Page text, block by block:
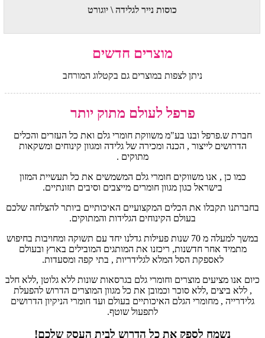
כוסות נייר לגלידה \ יוגורט
מוצרים חדשים
ניתן לצפות במוצרים גם בקטלוג המורחב
פרפל לעולם מתוק יותר
חברת ש.פרפל ובנו בע"מ משווקת חומרי גלם ואת כל העזרים והכלים
הדרושים לייצור , הכנה ומכירה של גלידה ומגוון קינוחים ומשקאות
מתוקים .
כמו כן , אנו משווקים חומרי גלם המשמשים את כל תעשיית המזון
בישראל כגון מגוון חומרים מייצבים וסיבים תזונתיים.
בחברתנו תקבלו את הכלים המקצועיים האיכותיים ביותר להצלחה שלכם
בעולם הקינוחים הגלידות והמתוקים.
במשך למעלה מ 70 שנות פעילות גדלנו יחד עם תשוקה ומחויבות בחיפוש
מתמיד אחר חדשנות, ריכזנו את המותגים המובילים בארץ ובעולם
לאספקת הסל המלא לגלידריות , בתי קפה ומסעדות.
כיום אנו מציעים מוצרים וחומרי גלם בגרסאות שונות ללא גלוטן ,ללא חלב
, ללא ביצים ,ללא סוכר וכמובן את כל מגוון המוצרים הדרוש להפעלת
גלידרייה , מחומרי הגלם האיכותיים בעולם ועד חומרי הניקיון הדרושים
לתפעול שוטף.
נשמח לספק את כל הדרוש לבית העסק שלכם!